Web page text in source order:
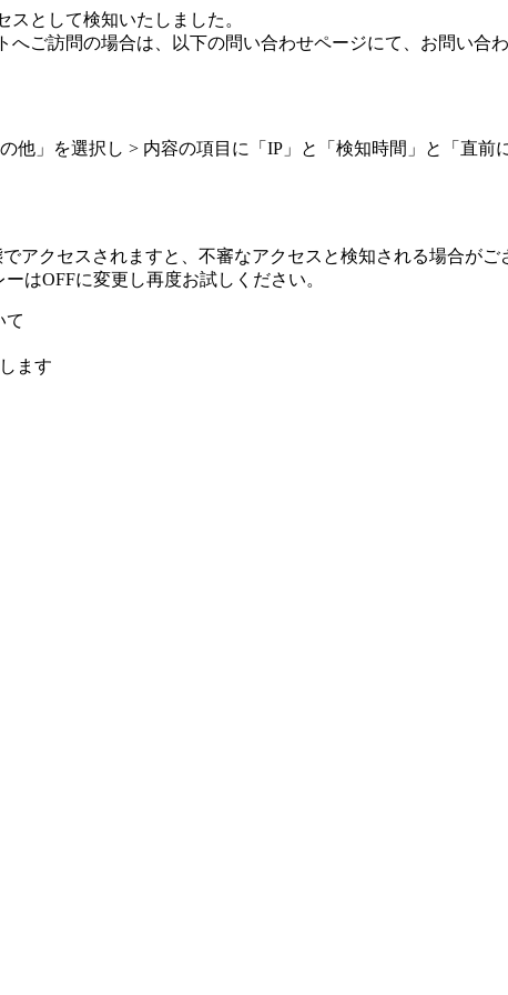
として検知いたしました。
ご訪問の場合は、以下の問い合わせページにて、お問い合わ
他」を選択し > 内容の項目に「IP」と「検知時間」と「直前
アクセスされますと、不審なアクセスと検知される場合がご
はOFFに変更し再度お試しください。
て
ます